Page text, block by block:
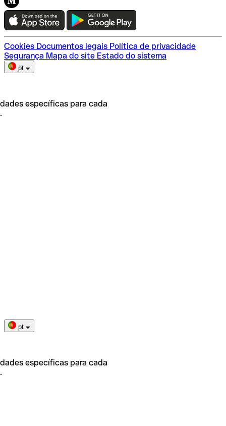
Teste a Qonto
Escolha do plano
Cookies Documentos legais Política de privacidade
Segurança Mapa do site Estado do sistema
pt
específicas para cada
pt
específicas para cada